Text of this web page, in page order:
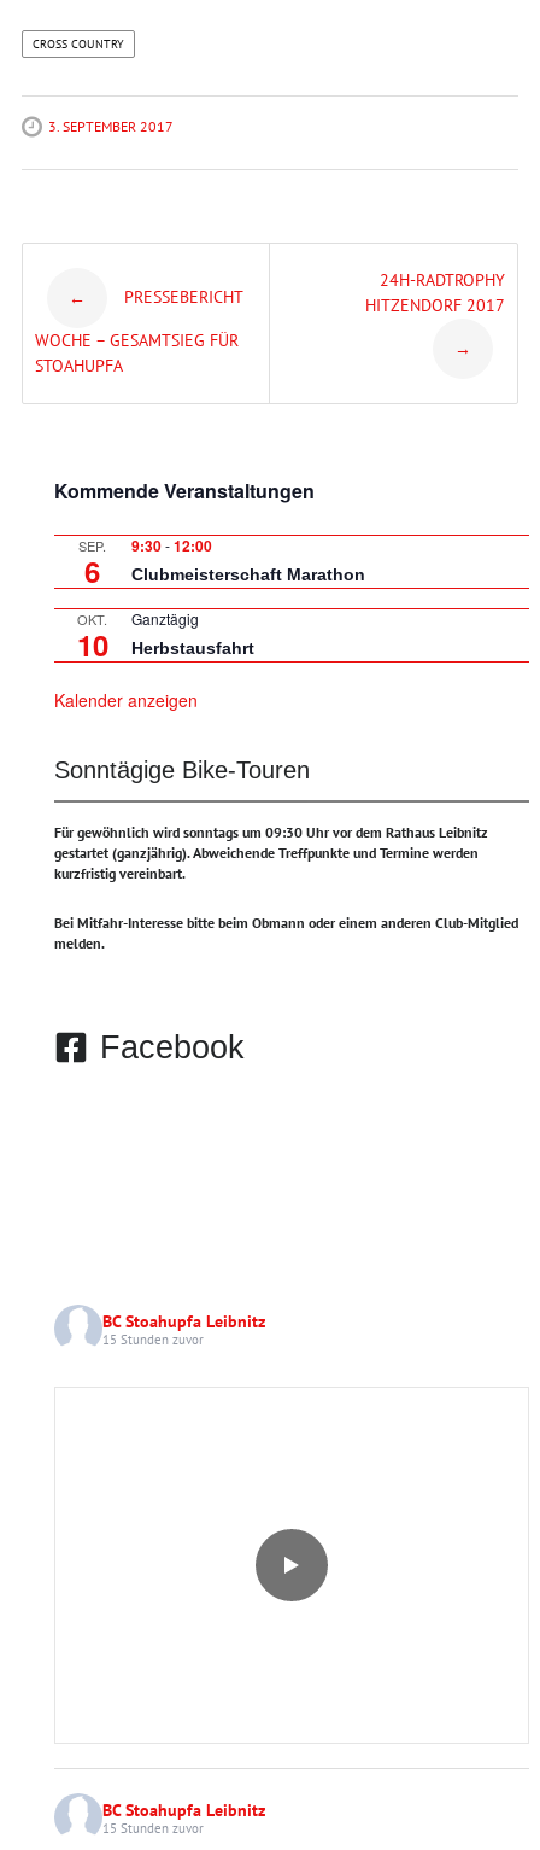
CROSS COUNTRY
3. SEPTEMBER 2017
navigation
← PRESSEBERICHT
WOCHE – GESAMTSIEG FÜR
STOAHUPFA
24H-RADTROPHY
HITZENDORF 2017
→
Kommende Veranstaltungen
SEP.
6
9:30-12:00
Clubmeisterschaft Marathon
OKT.
10
Ganztägig
Herbstausfahrt
Kalender anzeigen
Sonntägige Bike-Touren
Für gewöhnlich wird sonntags um 09:30 Uhr vor dem Rathaus Leibnitz
gestartet (ganzjährig).Abweichende Treffpunkte und Termine werden
kurzfristig vereinbart.
Bei Mitfahr-Interesse bitte beim Obmann oder einem anderen Club-Mitglied
melden.
Facebook
BC Stoahupfa Leibnitz
15 Stunden zuvor
BC Stoahupfa Leibnitz
15 Stunden zuvor